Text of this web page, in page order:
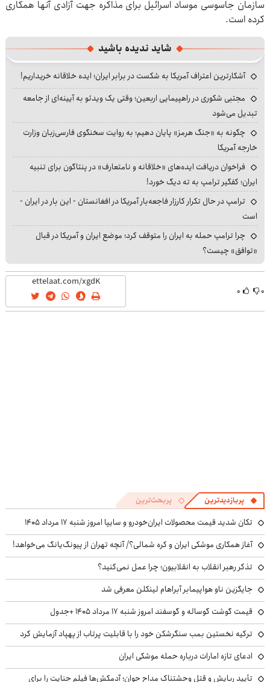
سازمان جاسوسی موساد اسرائیل برای مذاکره جهت آزادی آنها همکاری
کرده است.
شاید ندیده باشید
آشکارترین اعتراف آمریکا به شکست در برابر ایران؛ ایده خلاقانه خریداریم!
مجتبی شکوری در راهپیمایی اربعین؛ وقتی یک ویدئو به آیینه‌ای از جامعه
تبدیل می‌شود
چگونه به «جنگ هرمز» پایان دهیم؛ به روایت سخنگوی فارسی‌زبان وزارت
خارجه آمریکا
فراخوان دریافت ایده‌های «خلاقانه و نامتعارف» در پنتاگون برای تنبیه
ایران؛ کفگیر ترامپ به ته دیگ خورد!
ترامپ در حال تکرار کارزار فاجعه‌بار آمریکا در افغانستان - این بار در ایران -
است
چرا ترامپ حمله به ایران را متوقف کرد؛ موضع ایران و آمریکا در قبال
«توافق» چیست؟
۰ ۰
پربازدیدترین پربحث‌ترین
تکان شدید قیمت محصولات ایران‌خودرو و سایپا امروز شنبه ۱۷ مرداد ۱۴۰۵
آغاز همکاری موشکی ایران و کره شمالی؟/ آنچه تهران از پیونگ‌یانگ می‌خواهد!
تذکر رهبر انقلاب به انقلابیون؛ چرا عمل نمی‌کنید؟
جایگزین ناو هواپیمابر آبراهام لینکلن معرفی شد
قیمت گوشت گوساله و گوسفند امروز شنبه ۱۷ مرداد ۱۴۰۵ +جدول
ترکیه نخستین بمب سنگرشکن خود را با قابلیت پرتاب از پهپاد آزمایش کرد
ادعای تازه امارات درباره حمله موشکی ایران
تأیید ربایش و قتل وحشتناک مداح جوان؛ آدمکش‌ها فیلم جنایت را برای